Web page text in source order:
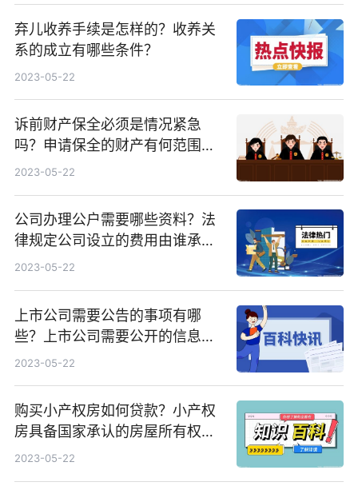
弃儿收养手续是怎样的？收养关
系的成立有哪些条件？
2023-05-22
诉前财产保全必须是情况紧急
吗？申请保全的财产有何范围规
定吗？
2023-05-22
公司办理公户需要哪些资料？法
律规定公司设立的费用由谁承
担？
2023-05-22
上市公司需要公告的事项有哪
些？上市公司需要公开的信息有
哪些？
2023-05-22
购买小产权房如何贷款？小产权
房具备国家承认的房屋所有权证
吗？
2023-05-22